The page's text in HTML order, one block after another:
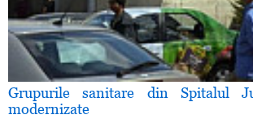
Grupurile sanitare din Spitalul
modernizate